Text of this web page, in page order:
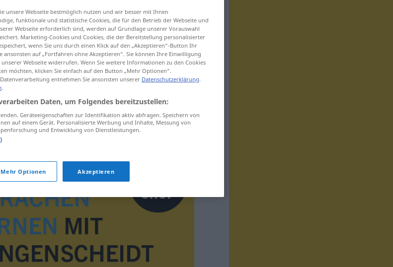
unsere Webseite bestmöglich nutzen und wir besser mit Ihnen
funktionale und statistische Cookies, die für den Betrieb der Webseite und
Webseite erforderlich sind, werden auf Grundlage unserer Vorauswahl
Marketing-Cookies und Cookies, die der Bereitstellung personalisierter
wenn Sie uns durch einen Klick auf den „Akzeptieren“-Button Ihr
ansonsten auf „Fortfahren ohne Akzeptieren“. Sie können Ihre Einwilligung
Webseite widerrufen. Wenn Sie weitere Informationen zu den Cookies
möchten, klicken Sie einfach auf den Button „Mehr Optionen“.
entnehmen Sie ansonsten unserer Datenschutzerklärung.
.
Daten, um Folgendes bereitzustellen:
Geräteeigenschaften zur Identifikation aktiv abfragen. Speichern von
auf einem Gerät. Personalisierte Werbung und Inhalte, Messung von
und Entwicklung von Dienstleistungen.
Mehr Optionen Akzeptieren